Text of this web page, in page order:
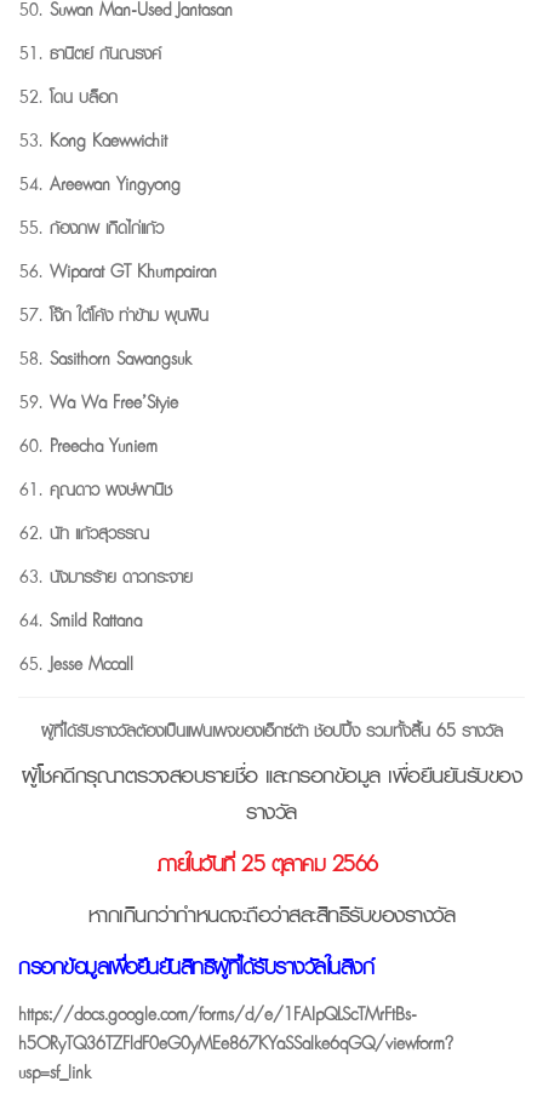
Suwan Man-Used Jantasan
ธานิตย์ กันณรงค์
โดน บล็อก
Kong Kaewwichit
Areewan Yingyong
ก้องภพ เกิดไก่แก้ว
Wiparat GT Khumpairan
โจ๊ก ใต้โค้ง ท่าข้าม พุนพิน
Sasithorn Sawangsuk
Wa Wa Free’Styie
Preecha Yuniem
คุณดาว พงษ์พานิช
นัท แก้วสุวรรณ
นังมารร้าย ดาวกระจาย
Smild Rattana
Jesse Mccall
ผู้ที่ได้รับรางวัลต้องเป็นแฟนเพจของเอ็กซ์ต้า ช้อปปิ้ง รวมทั้งสิ้น 65 รางวัล
ผู้โชคดีกรุณาตรวจสอบรายชื่อ และกรอกข้อมูล เพื่อยืนยันรับของ
รางวัล
ภายในวันที่ 25 ตุลาคม 2566
หากเกินกว่ากำหนดจะถือว่าสละสิทธิรับของรางวัล
กรอกข้อมูลเพื่อยืนยันสิทธิผู้ที่ได้รับรางวัลในลิงก์
https://docs.google.com/forms/d/e/1FAIpQLScTMrFtBs-
h5ORyTQ36TZFldF0eG0yMEe867KYaSSalke6qGQ/viewform?
usp=sf_link